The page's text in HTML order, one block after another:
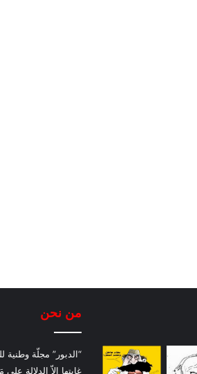
من نحن
“الدبور” مجلّة
غايتها إلاّ الدلالة